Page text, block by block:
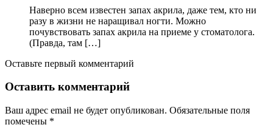
Наверно всем известен запах акрила, даже тем, кто ни
разу в жизни не наращивал ногти. Можно
почувствовать запах акрила на приеме у стоматолога.
(Правда, там […]
Оставьте первый комментарий
Оставить комментарий
Ваш адрес email не будет опубликован. Обязательные поля
помечены *